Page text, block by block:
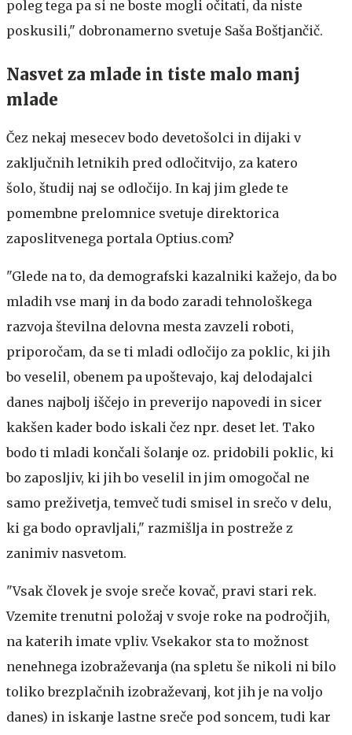
poleg tega pa si ne boste mogli očitati, da niste
poskusili," dobronamerno svetuje Saša Boštjančič.
Nasvet za mlade in tiste malo manj
mlade
Čez nekaj mesecev bodo devetošolci in dijaki v
zaključnih letnikih pred odločitvijo, za katero
šolo, študij naj se odločijo. In kaj jim glede te
pomembne prelomnice svetuje direktorica
zaposlitvenega portala Optius.com?
"Glede na to, da demografski kazalniki kažejo, da bo
mladih vse manj in da bodo zaradi tehnološkega
razvoja številna delovna mesta zavzeli roboti,
priporočam, da se ti mladi odločijo za poklic, ki jih
bo veselil, obenem pa upoštevajo, kaj delodajalci
danes najbolj iščejo in preverijo napovedi in sicer
kakšen kader bodo iskali čez npr. deset let. Tako
bodo ti mladi končali šolanje oz. pridobili poklic, ki
bo zaposljiv, ki jih bo veselil in jim omogočal ne
samo preživetja, temveč tudi smisel in srečo v delu,
ki ga bodo opravljali," razmišlja in postreže z
zanimiv nasvetom.
"Vsak človek je svoje sreče kovač, pravi stari rek.
Vzemite trenutni položaj v svoje roke na področjih,
na katerih imate vpliv. Vsekakor sta to možnost
nenehnega izobraževanja (na spletu še nikoli ni bilo
toliko brezplačnih izobraževanj, kot jih je na voljo
danes) in iskanje lastne sreče pod soncem, tudi kar